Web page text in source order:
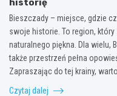
Bieszczady – miejsce, gdzie
swoje historie. To region,
naturalnego piękna. Dla wielu,
także przestrzeń pełna
Zapraszając do tej krainy,
Czytaj dalej